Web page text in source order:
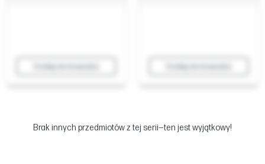
Brak innych przedmiotów z tej serii—ten jest wyjątkowy!